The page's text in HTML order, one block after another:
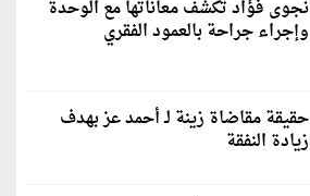
نجوى فؤاد تكشف معاناتها مع الوحدة
وإجراء جراحة بالعمود الفقري
حقيقة مقاضاة زينة لـ أحمد عز بهدف
زيادة النفقة